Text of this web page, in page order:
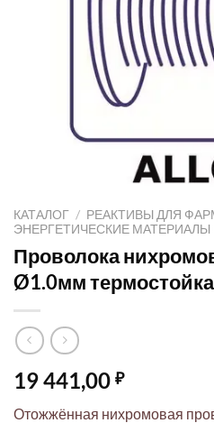
КАТАЛОГ / РЕАКТИВЫ ДЛЯ
ЭНЕРГЕТИЧЕСКИЕ МАТЕРИАЛЫ
Проволока
Ø1.0мм
19 441,00 ₽
Отожжённая нихромовая